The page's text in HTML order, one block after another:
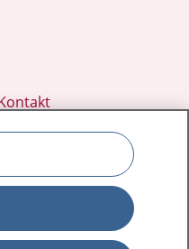
tillgänglighet